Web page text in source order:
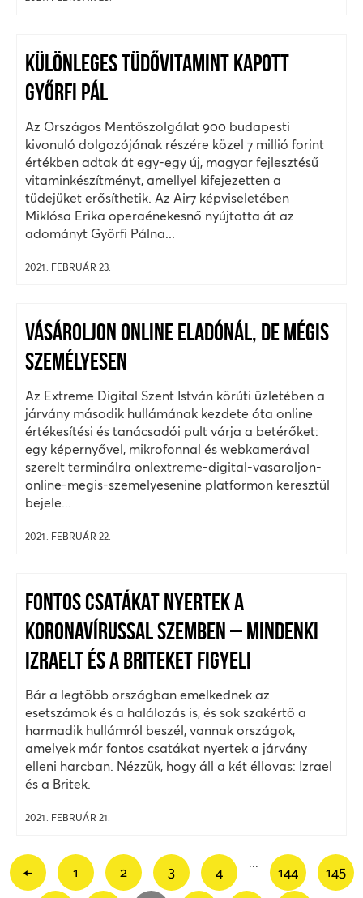
KÜLÖNLEGES TÜDŐVITAMINT KAPOTT
GYŐRFI PÁL
Az Országos Mentőszolgálat 900 budapesti
kivonuló dolgozójának részére közel 7 millió forint
értékben adtak át egy-egy új, magyar fejlesztésű
vitaminkészítményt, amellyel kifejezetten a
tüdejüket erősíthetik. Az Air7 képviseletében
Miklósa Erika operaénekesnő nyújtotta át az
adományt Győrfi Pálna...
2021. FEBRUÁR 23.
VÁSÁROLJON ONLINE ELADÓNÁL, DE MÉGIS
SZEMÉLYESEN
Az Extreme Digital Szent István körúti üzletében a
járvány második hullámának kezdete óta online
értékesítési és tanácsadói pult várja a betérőket:
egy képernyővel, mikrofonnal és webkamerával
szerelt terminálra onlextreme-digital-vasaroljon-
online-megis-szemelyesenine platformon keresztül
bejele...
2021. FEBRUÁR 22.
FONTOS CSATÁKAT NYERTEK A
KORONAVÍRUSSAL SZEMBEN – MINDENKI
IZRAELT ÉS A BRITEKET FIGYELI
Bár a legtöbb országban emelkednek az
esetszámok és a halálozás is, és sok szakértő a
harmadik hullámról beszél, vannak országok,
amelyek már fontos csatákat nyertek a járvány
elleni harcban. Nézzük, hogy áll a két éllovas: Izrael
és a Britek.
2021. FEBRUÁR 21.
← 1 2 3 4 144 145